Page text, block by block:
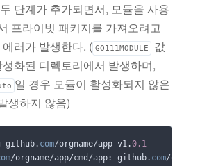
단계가 추가되면서, 모듈을 사용
프라이빗 패키지를 가져오려고
러가 발생한다. ( GO111MODULE
값
화된 디렉토리에서 발생하며,
일 경우 모듈이 활성화되지 않은
생하지 않음)
github. com/orgname/app v1.0.1
/orgname/app/cmd/app: github. com/